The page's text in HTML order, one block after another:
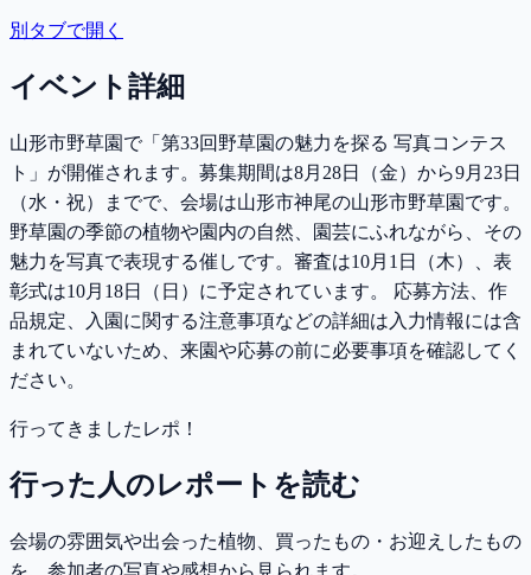
別タブで開く
イベント詳細
山形市野草園で「第33回野草園の魅力を探る 写真コンテス
ト」が開催されます。募集期間は8月28日（金）から9月23日
（水・祝）までで、会場は山形市神尾の山形市野草園です。
野草園の季節の植物や園内の自然、園芸にふれながら、その
魅力を写真で表現する催しです。審査は10月1日（木）、表
彰式は10月18日（日）に予定されています。 応募方法、作
品規定、入園に関する注意事項などの詳細は入力情報には含
まれていないため、来園や応募の前に必要事項を確認してく
ださい。
行ってきましたレポ！
行った人のレポートを読む
会場の雰囲気や出会った植物、買ったもの・お迎えしたもの
を、参加者の写真や感想から見られます。